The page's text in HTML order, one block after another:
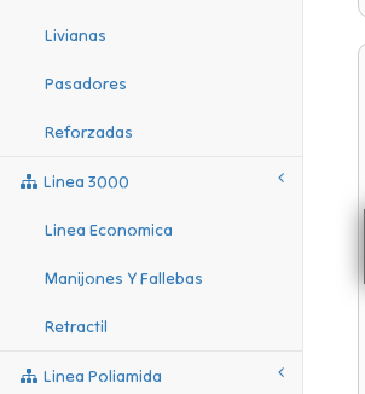
Livianas
Pasadores
Reforzadas
Linea 3000
Linea Economica
Manijones Y Fallebas
Retractil
Linea Poliamida